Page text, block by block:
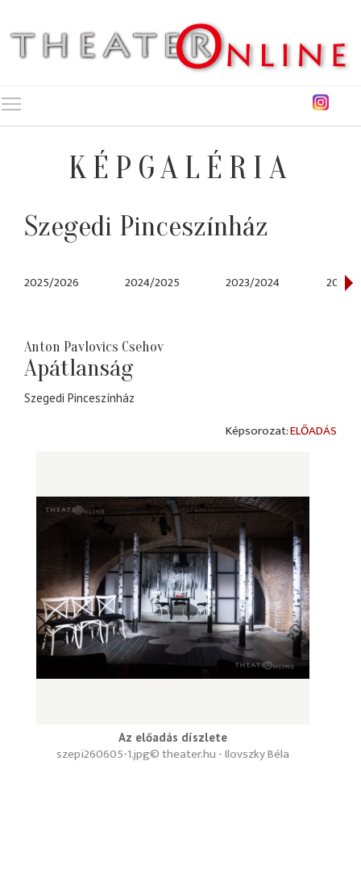
KÉPGALÉRIA
Szegedi Pinceszínház
2025/2026 2024/2025 2023/2024 2022/
Anton Pavlovics Csehov
Apátlanság
Szegedi Pinceszínház
ELŐADÁS
Az előadás díszlete
© theater.hu - Ilovszky Béla
szepi260605-1.jpg